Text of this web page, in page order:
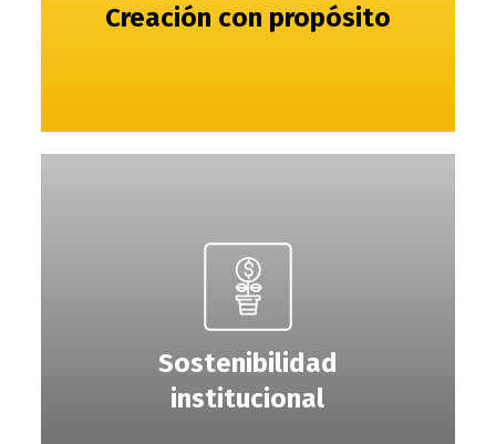
Creación con propósito
Sostenibilidad
institucional